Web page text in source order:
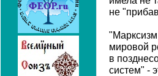
не
мировой
в
систем" -